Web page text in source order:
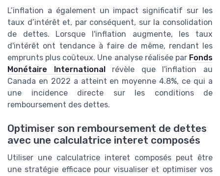
L’inflation a également un impact significatif sur les
taux d’intérêt et, par conséquent, sur la consolidation
de dettes. Lorsque l'inflation augmente, les taux
d'intérêt ont tendance à faire de même, rendant les
emprunts plus coûteux. Une analyse réalisée par Fonds
Monétaire Internationalrévèle que l'inflation au
Canada en 2022 a atteint en moyenne 4.8%, ce qui a
une incidence directe sur les conditions de
remboursement des dettes.
Optimiser son remboursement de dettes
avec une calculatrice interet composés
Utiliser une calculatrice interet composés peut être
une stratégie efficace pour visualiser et optimiser vos